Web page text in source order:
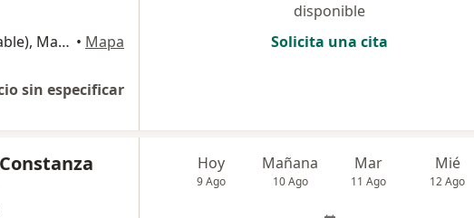
calle 64 A # 21 -50 portal del Cable), Manizales • Mapa
sin especificar
disponible
Solicita una cita
Hoy
9 Ago
Mañana
10 Ago
Mar
11 Ago
Mié
12 Ago